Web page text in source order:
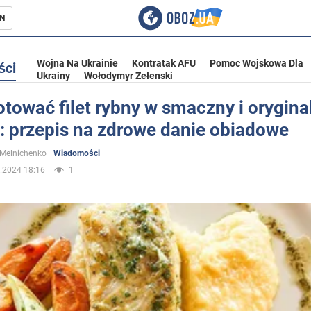
Ukrainie
Wojna Na Ukrainie Kontratak AFU
Pomoc Wojskowa Dla
Ukrainy
Wołodymyr Zełenski
filet rybny w smaczny i
przepis na zdrowe danie obiadowe
Wiadomości
18:16
1